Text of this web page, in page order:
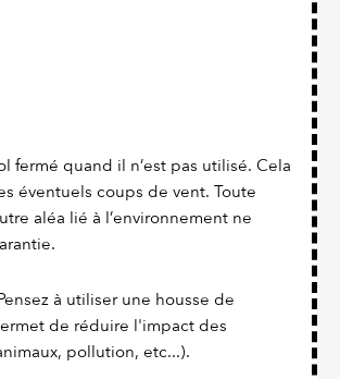
fermé quand il n’est pas utilisé. Cela
éventuels coups de vent. Toute
aléa lié à l’environnement ne
à utiliser une housse de
de réduire l'impact des
pollution, etc...).